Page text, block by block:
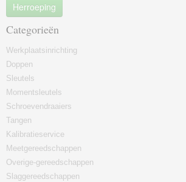
Herroeping
Categorieën
Werkplaatsinrichting
Doppen
Sleutels
Momentsleutels
Schroevendraaiers
Tangen
Kalibratieservice
Meetgereedschappen
Overige-gereedschappen
Slaggereedschappen